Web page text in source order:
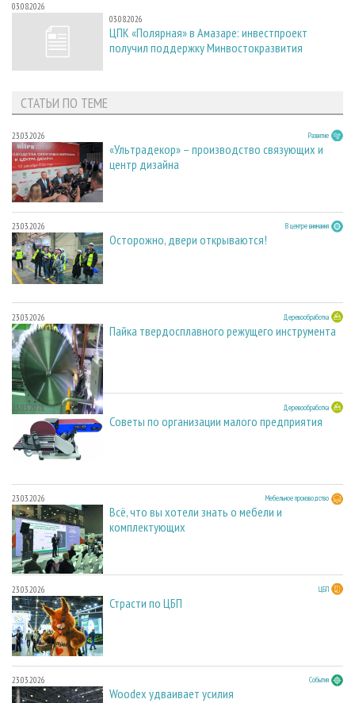
03.08.2026
03.08.2026
ЦПК «Полярная» в Амазаре: инвестпроект
получил поддержку Минвостокразвития
СТАТЬИ ПО ТЕМЕ
23.03.2026 Развитие
«Ультрадекор» – производство связующих и
центр дизайна
23.03.2026 В центре внимания
Осторожно, двери открываются!
23.03.2026 Деревообработка
Пайка твердосплавного режущего инструмента
23.03.2026 Деревообработка
Советы по организации малого предприятия
23.03.2026 Мебельное производство
Всё, что вы хотели знать о мебели и
комплектующих
23.03.2026 ЦБП
Страсти по ЦБП
23.03.2026 События
Woodex удваивает усилия